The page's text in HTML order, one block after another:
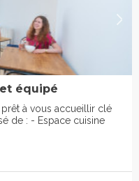
équipé
à vous accueillir clé
de : - Espace cuisine